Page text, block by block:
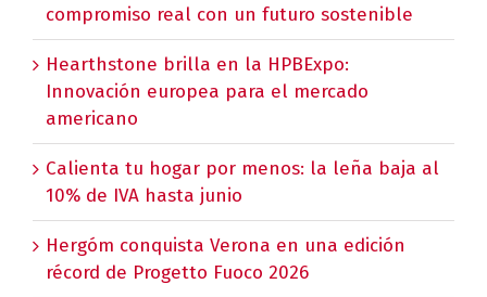
compromiso real con un futuro sostenible
Hearthstone brilla en la HPBExpo:
Innovación europea para el mercado
americano
Calienta tu hogar por menos: la leña baja al
10% de IVA hasta junio
Hergóm conquista Verona en una edición
récord de Progetto Fuoco 2026